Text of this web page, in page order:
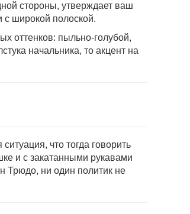
стороны, утверждает ваш
с широкой полоской.
оттенков: пыльно-голубой,
начальника, то акцент на
что тогда говорить
и с зака­танными рукавами
Трюдо, ни один политик не